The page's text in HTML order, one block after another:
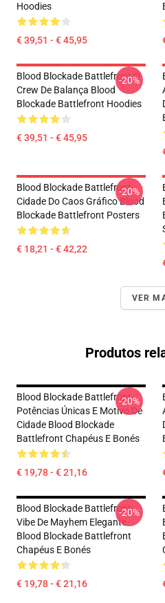
Hoodies
€ 39,51 - € 45,95
Blood Blockade Battlefront O
Crew De Balança Blood
Blockade Battlefront Hoodies
€ 39,51 - € 45,95
-20%
Blood Blockade Battlefront
Cidade Do Caos Gráfico Blood
Blockade Battlefront Posters
€ 18,21 - € 42,22
-20%
VER
Produtos
Blood Blockade Battlefront
Potências Únicas E Motivo De
Cidade Blood Blockade
Battlefront Chapéus E Bonés
€ 19,78 - € 21,16
-20%
Blood Blockade Battlefront
Vibe De Mayhem Elegante
Blood Blockade Battlefront
Chapéus E Bonés
€ 19,78 - € 21,16
-20%